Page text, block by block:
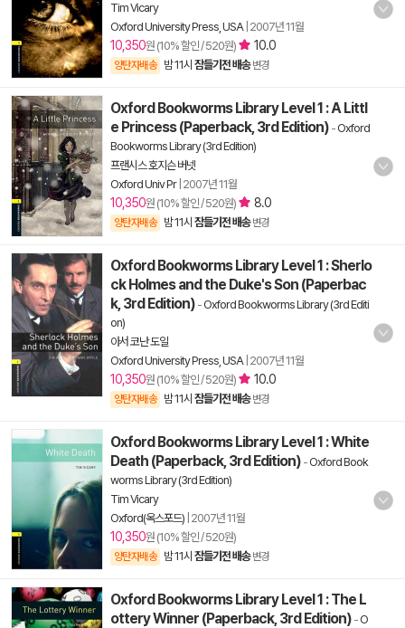
Tim Vicary
Oxford University Press, USA| 2007년 11월
10,350원 (10% 할인 / 520원) 10.0
양탄자배송 밤 11시 잠들기전 배송 변경
Oxford Bookworms Library Level 1 : A Littl
e Princess (Paperback, 3rd Edition) -Oxford
Bookworms Library (3rd Edition)
프랜시스 호지슨 버넷
Oxford Univ Pr| 2007년 11월
10,350원 (10% 할인 / 520원) 8.0
양탄자배송 밤 11시 잠들기전 배송 변경
Oxford Bookworms Library Level 1 : Sherlo
ck Holmes and the Duke's Son (Paperbac
k, 3rd Edition) -Oxford Bookworms Library (3rd Editi
on)
아서 코난 도일
Oxford University Press, USA| 2007년 11월
10,350원 (10% 할인 / 520원) 10.0
양탄자배송 밤 11시 잠들기전 배송 변경
Oxford Bookworms Library Level 1 : White
Death (Paperback, 3rd Edition) -Oxford Book
worms Library (3rd Edition)
Tim Vicary
Oxford(옥스포드) 2007년 11월
10,350원 (10% 할인 / 520원)
양탄자배송 밤 11시 잠들기전 배송 변경
Oxford Bookworms Library Level 1 : The L
ottery Winner (Paperback, 3rd Edition) -O